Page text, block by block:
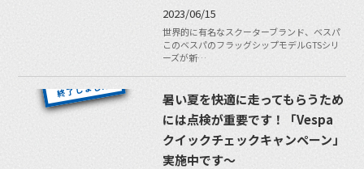
2023/06/15
世界的に有名なスクーターブランド、ベスパ
このベスパのフラッグシップモデルGTSシリ
ーズが新…
暑い夏を快適に走ってもらうため
には点検が重要です！「Vespa
クイックチェックキャンペーン」
実施中です〜